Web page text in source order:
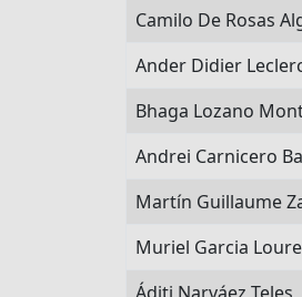
Camilo De Rosas
Ander Didier
Bhaga Lozano
Andrei Carnicero
Martín Guillaume
Muriel Garcia